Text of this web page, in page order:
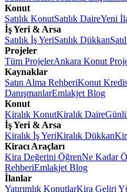
Konut
Satılık KonutSatılık DaireYeni
İş Yeri & Arsa
Satılık İş YeriSatılık Dükkan
Projeler
Tüm ProjelerAnkara Konut
Kaynaklar
Satın Alma RehberiKonut
DanışmanlarEmlakjet Blog
Konut
Kiralık KonutKiralık Daire
İş Yeri & Arsa
Kiralık İş YeriKiralık Dükkan
Kiracı Araçları
Kira Değerini ÖğrenNe Kadar
RehberiEmlakjet Blog
İlanlar
Yatırımlık KonutlarKira Geliri